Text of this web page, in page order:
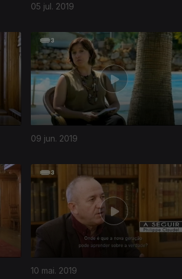
05 jul. 2019
09 jun. 2019
10 mai. 2019